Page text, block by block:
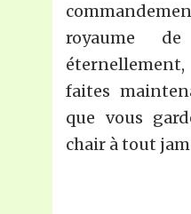
royaume
faites
que vous
chair à tout